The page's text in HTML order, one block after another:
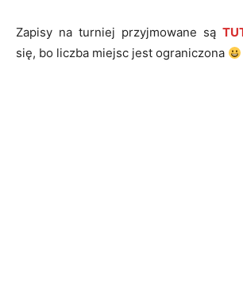
Zapisy na turniej przyjmowane są
się, bo liczba miejsc jest ograniczona